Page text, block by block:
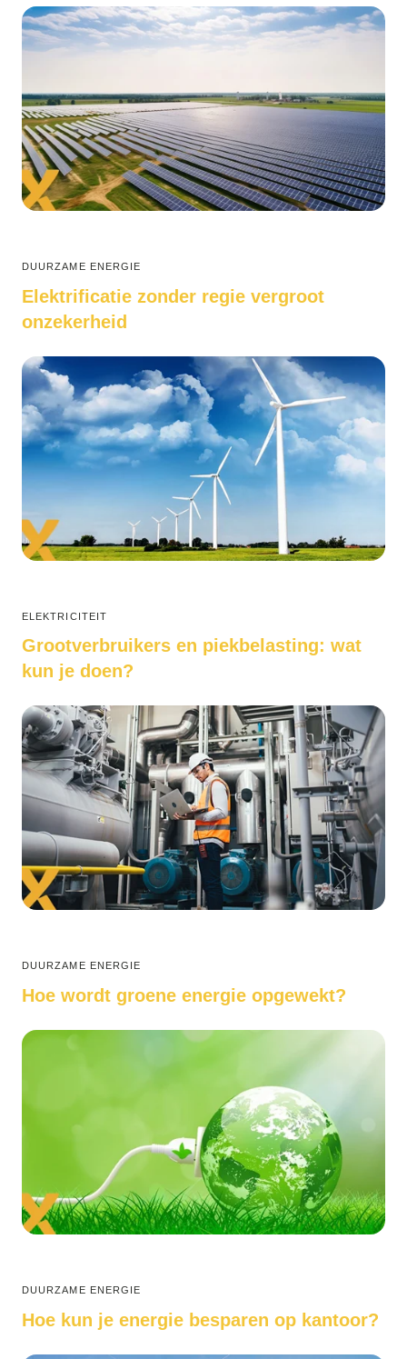
DUURZAME ENERGIE
Elektrificatie zonder regie vergroot
onzekerheid
ELEKTRICITEIT
Grootverbruikers en piekbelasting: wat
kun je doen?
DUURZAME ENERGIE
Hoe wordt groene energie opgewekt?
DUURZAME ENERGIE
Hoe kun je energie besparen op kantoor?